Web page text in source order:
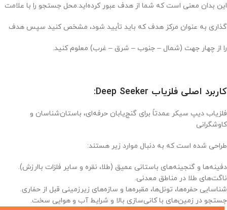
این بدان معنی است که شما از هدف عبور کرده‌اید.محل جستجو را با علامت
گذاری به عنوان مرکز هدف که باید تأیید شود، مشخص کنید سپس هدف
را از چهار جهت (شمال – جنوب – شرق – غرب) معلوم کنید.
کاربرد اصلی فلزیاب Deep Seeker:
فلزیاب دیپ سیکر عمدتاً برای گنج‌یابان حرفه‌ای، باستان‌شناسان و
کاوشگرانی
طراحی شده است که به دنبال موارد زیر هستند:
دفینه‌ها و گنجینه‌های باستانی عمیق (طلا، نقره و سایر فلزات باارزش).
ناگت‌های طلا در مناطق معدنی.
شناسایی حفره‌ها، تونل‌ها، مقبره‌ها و سازه‌های زیرزمینی قبل از حفاری.
جستجو در زمین‌های با کانی‌سازی بالا و شرایط آب و هوایی سخت.